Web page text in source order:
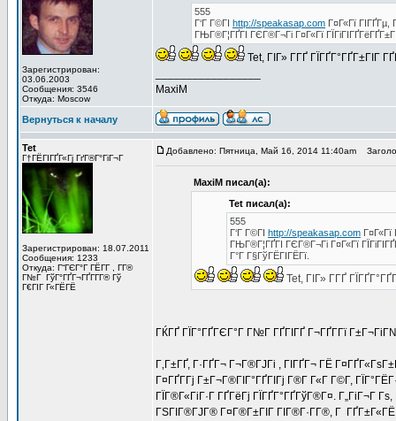
Зарегистрирован:
03.06.2003
Сообщения: 3546
Откуда: Moscow
555
Г‘Г Г©ГІ http://speakasap.com Г¤Г«Гї ГІГҐГµ,
ГЊГ®Г¦ГҐГІ ГЄГ®Г¬Гі Г¤Г«Гї
Tet, ГІГ» Г­ГҐ ГЇГҐГ°ГҐГ±ГІГ
MaxiM
Вернуться к началу
Tet
Г†ГЁГІГҐГ«Гј ГґГ®Г°ГіГ¬Г
Зарегистрирован: 18.07.2011
Сообщения: 1233
Откуда: Г“ГЄГ°Г ГЁГ­Г , Г­Г®
Г№Г ГўГ°ГҐГ¬ГҐГ­Г­Г® Гў
Г€ГІГ Г«ГЁГЁ
Добавлено: Пятница, Май 16, 2014 11:40am
MaxiM писал(а):
Tet писал(а):
555
Г‘Г Г©ГІ http://speakasap.com Г¤Г«Гї
ГЊГ®Г¦ГҐГІ ГЄГ®Г¬Гі Г¤Г«Гї
Г°Г Г§ГўГЁГІГЁГї.
Tet, ГІГ» Г­ГҐ
ГЌГҐ ГЇГ°ГҐГЄГ°Г Г№Г ГҐГІГҐ Г¬ГҐГ­Гї
Г‚Г±ГҐ, Г·ГҐГ¬ Г¬Г®ГЈГі , ГІГҐГ¬ ГЁ
Г¤ГҐГ­Гј Г±Г¬Г®ГІГ°ГҐГІГј Г®Г­ Г«Г Г©Г­,
ГЇГ®Г«ГіГ·Г ГҐГёГј ГЇГҐГ°ГҐГўГ®Г¤. Г„ГіГ¬Г
ГЅГІГ®ГЈГ® Г¤Г®Г±ГІГ ГІГ®Г·Г­Г®, Г